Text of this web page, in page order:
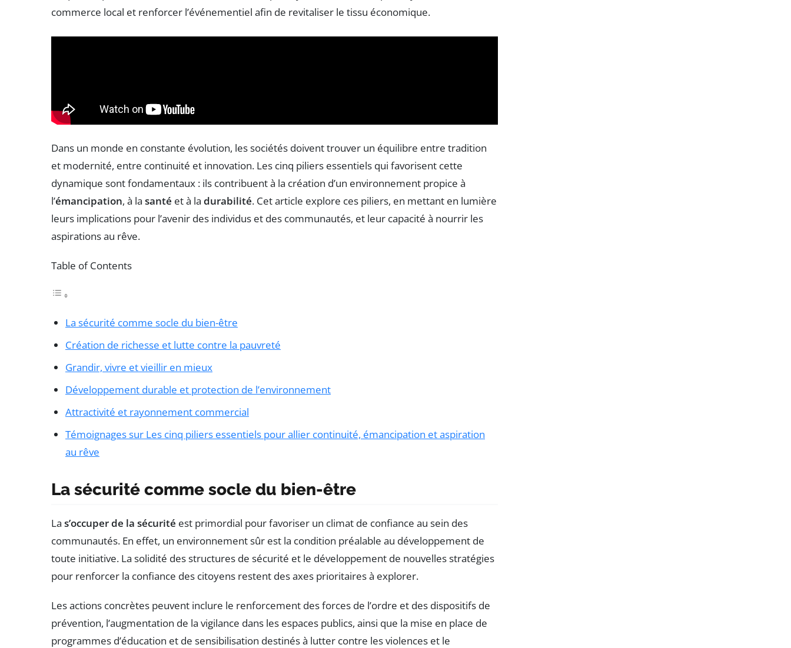
commerce local et renforcer l’événementiel afin de revitaliser le tissu économique.
Dans un monde en constante évolution, les sociétés doivent trouver un équilibre entre tradition
et modernité, entre continuité et innovation. Les cinq piliers essentiels qui favorisent cette
dynamique sont fondamentaux : ils contribuent à la création d’un environnement propice à
l’émancipation, à la santé et à la durabilité. Cet article explore ces piliers, en mettant en lumière
leurs implications pour l’avenir des individus et des communautés, et leur capacité à nourrir les
aspirations au rêve.
Table of Contents
La sécurité comme socle du bien-être
Création de richesse et lutte contre la pauvreté
Grandir, vivre et vieillir en mieux
Développement durable et protection de l’environnement
Attractivité et rayonnement commercial
Témoignages sur Les cinq piliers essentiels pour allier continuité, émancipation et aspiration
au rêve
La sécurité comme socle du bien-être
La s’occuper de la sécurité est primordial pour favoriser un climat de confiance au sein des
communautés. En effet, un environnement sûr est la condition préalable au développement de
toute initiative. La solidité des structures de sécurité et le développement de nouvelles stratégies
pour renforcer la confiance des citoyens restent des axes prioritaires à explorer.
Les actions concrètes peuvent inclure le renforcement des forces de l’ordre et des dispositifs de
prévention, l’augmentation de la vigilance dans les espaces publics, ainsi que la mise en place de
programmes d’éducation et de sensibilisation destinés à lutter contre les violences et le